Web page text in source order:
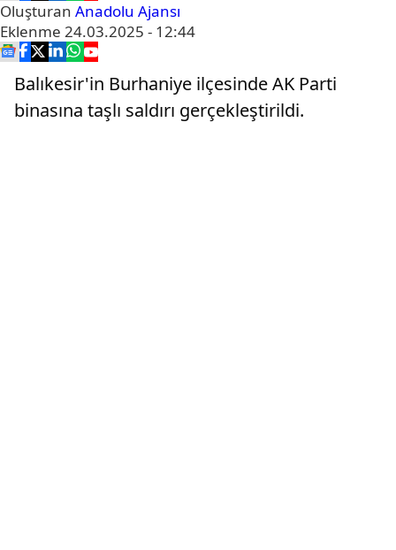
Oluşturan Anadolu Ajansı
Eklenme 24.03.2025 - 12:44
Balıkesir'in Burhaniye ilçesinde AK Parti
binasına taşlı saldırı gerçekleştirildi.